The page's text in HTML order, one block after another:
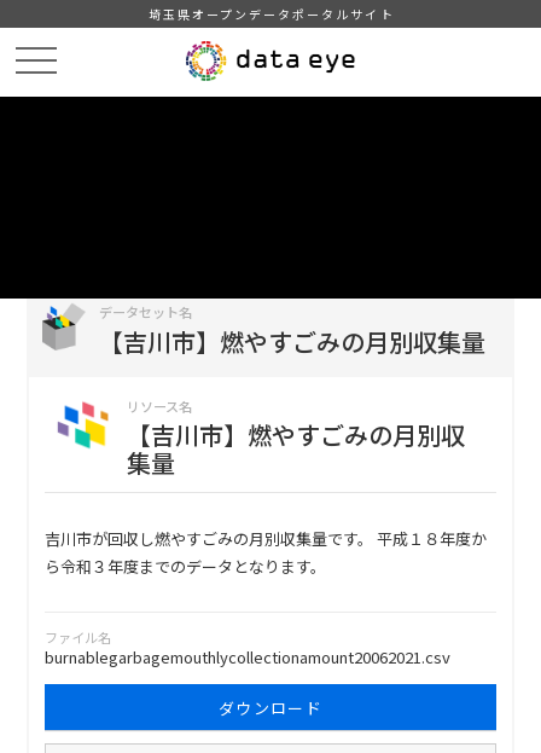
埼玉県オープンデータポータルサイト
データセット名
【吉川市】燃やすごみの月別収集量
リソース名
【吉川市】燃やすごみの月別収
集量
吉川市が回収し燃やすごみの月別収集量です。 平成１８年度か
ら令和３年度までのデータとなります。
ファイル名
burnablegarbagemouthlycollectionamount20062021.csv
ダウンロード